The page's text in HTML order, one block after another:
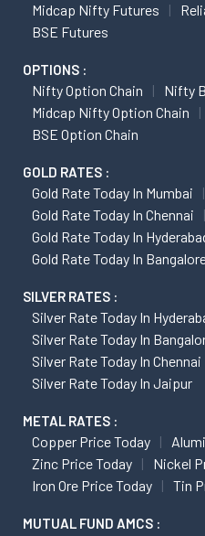
Midcap Nifty Futures
BSE Futures
OPTIONS :
Nifty Option Chain
Nifty
Midcap Nifty Option Chain
BSE Option Chain
GOLD RATES :
Gold Rate Today In Mumbai
Gold Rate Today In Chennai
Gold Rate Today In
Gold Rate Today In
SILVER RATES :
Silver Rate Today In
Silver Rate Today In
Silver Rate Today In Chennai
Silver Rate Today In Jaipur
METAL RATES :
Copper Price Today
Zinc Price Today
Nickel
Iron Ore Price Today
Tin
MUTUAL FUND AMCS :